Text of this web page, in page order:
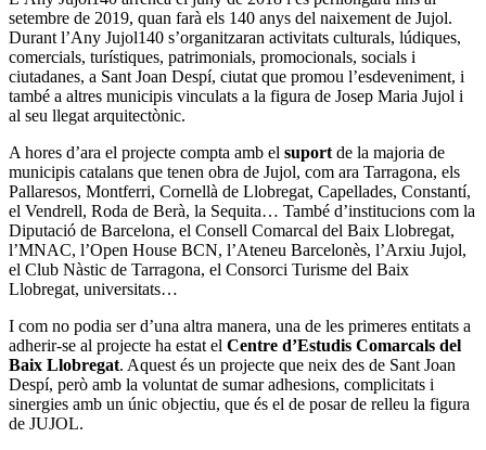
setembre de 2019, quan farà els 140 anys del naixement de Jujol.
Durant l’Any Jujol140 s’organitzaran activitats culturals, lúdiques,
comercials, turístiques, patrimonials, promocionals, socials i
ciutadanes, a Sant Joan Despí, ciutat que promou l’esdeveniment, i
també a altres municipis vinculats a la figura de Josep Maria Jujol i
al seu llegat arquitectònic.
A hores d’ara el projecte compta amb el suport de la majoria de
municipis catalans que tenen obra de Jujol, com ara Tarragona, els
Pallaresos, Montferri, Cornellà de Llobregat, Capellades, Constantí,
el Vendrell, Roda de Berà, la Sequita… També d’institucions com la
Diputació de Barcelona, el Consell Comarcal del Baix Llobregat,
l’MNAC, l’Open House BCN, l’Ateneu Barcelonès, l’Arxiu Jujol,
el Club Nàstic de Tarragona, el Consorci Turisme del Baix
Llobregat, universitats…
I com no podia ser d’una altra manera, una de les primeres entitats a
adherir-se al projecte ha estat el Centre d’Estudis Comarcals del
Baix Llobregat. Aquest és un projecte que neix des de Sant Joan
Despí, però amb la voluntat de sumar adhesions, complicitats i
sinergies amb un únic objectiu, que és el de posar de relleu la figura
de JUJOL.